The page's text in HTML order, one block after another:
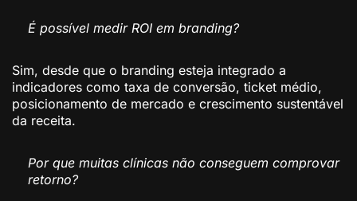
É possível medir ROI em branding?
Sim, desde que o branding esteja integrado a
indicadores como taxa de conversão, ticket médio,
posicionamento de mercado e crescimento sustentável
da receita.
Por que muitas clínicas não conseguem comprovar
retorno?